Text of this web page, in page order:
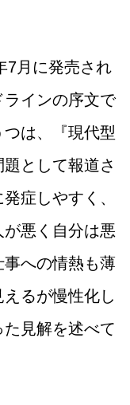
7月に発売され
インの序文で
つは、『現代型
として報道さ
症しやすく、
悪く自分は悪
事への情熱も薄
るが慢性化し
見解を述べて